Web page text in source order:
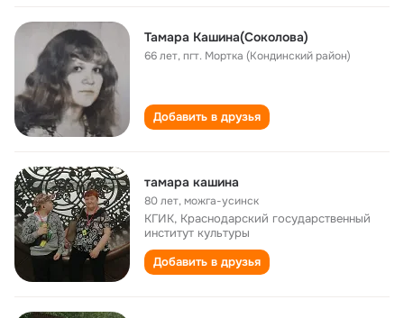
Тамара Кашина(Соколова)
66 лет,пгт. Мортка (Кондинский район)
Добавить в друзья
тамара кашина
80 лет,можга-усинск
КГИК, Краснодарский государственный
институт культуры
Добавить в друзья